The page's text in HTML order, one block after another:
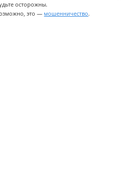
осторожны.
это — мошенничество.